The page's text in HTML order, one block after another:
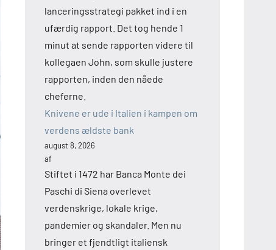
lanceringsstrategi pakket ind i en
ufærdig rapport. Det tog hende 1
minut at sende rapporten videre til
kollegaen John, som skulle justere
rapporten, inden den nåede
cheferne.
Knivene er ude i Italien i kampen om
verdens ældste bank
august 8, 2026
af
Stiftet i 1472 har Banca Monte dei
Paschi di Siena overlevet
verdenskrige, lokale krige,
pandemier og skandaler. Men nu
bringer et fjendtligt italiensk